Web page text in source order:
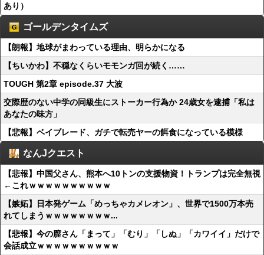
あり）
ゴールデンタイムズ
【朗報】地球がまわっている理由、明らかになる
【ちいかわ】不穏なくらいモモンガ回が続く……
TOUGH 第2章 episode.37 大波
交際歴のない中学の同級生にストーカー行為か 24歳女を逮捕「私は
あなたの味方」
【悲報】ベイブレード、ガチで転売ヤーの餌食になっている模様
なんJクエスト
【悲報】中国父さん、熊本へ10トンの支援物資！トランプは完全無視
←これｗｗｗｗｗｗｗｗｗｗ
【嫉妬】日本発ゲーム「めっちゃカメレオン」、世界で1500万本売
れてしまうｗｗｗｗｗｗｗｗ...
【悲報】今の膣さん「まって」「むり」「しぬ」「カワイイ」だけで
会話成立ｗｗｗｗｗｗｗｗｗｗ